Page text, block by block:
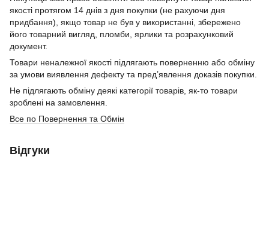
якості протягом 14 днів з дня покупки (не рахуючи дня
придбання), якщо товар не був у використанні, збережено
його товарний вигляд, пломби, ярлики та розрахунковий
документ.
Товари неналежної якості підлягають поверненню або обміну
за умови виявлення дефекту та пред’явлення доказів покупки.
Не підлягають обміну деякі категорії товарів, як-то товари
зроблені на замовлення.
Все по Повернення та Обмін
Відгуки